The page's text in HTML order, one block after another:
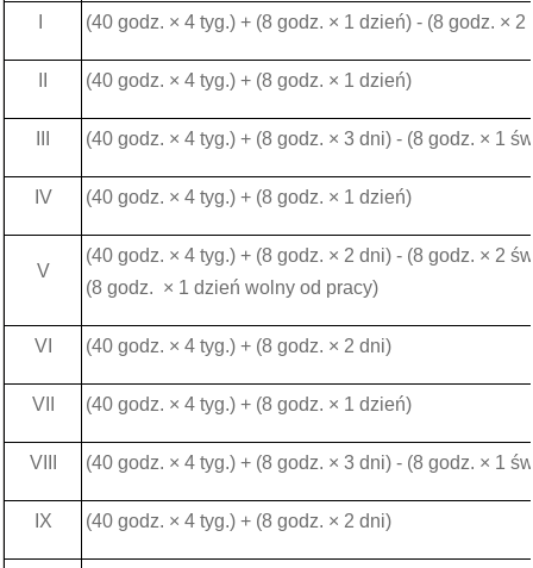
(40 godz. × 4 tyg.) + (8 godz. × 1 dzień) - (8 godz. × 2
(40 godz. × 4 tyg.) + (8 godz. × 1 dzień)
(40 godz. × 4 tyg.) + (8 godz. × 3 dni) - (8 godz. × 1
IV (40 godz. × 4 tyg.) + (8 godz. × 1 dzień)
V
(40 godz. × 4 tyg.) + (8 godz. × 2 dni) - (8 godz. × 2
(8 godz. × 1 dzień wolny od pracy)
VI (40 godz. × 4 tyg.) + (8 godz. × 2 dni)
VII (40 godz. × 4 tyg.) + (8 godz. × 1 dzień)
VIII (40 godz. × 4 tyg.) + (8 godz. × 3 dni) - (8 godz. × 1
IX (40 godz. × 4 tyg.) + (8 godz. × 2 dni)